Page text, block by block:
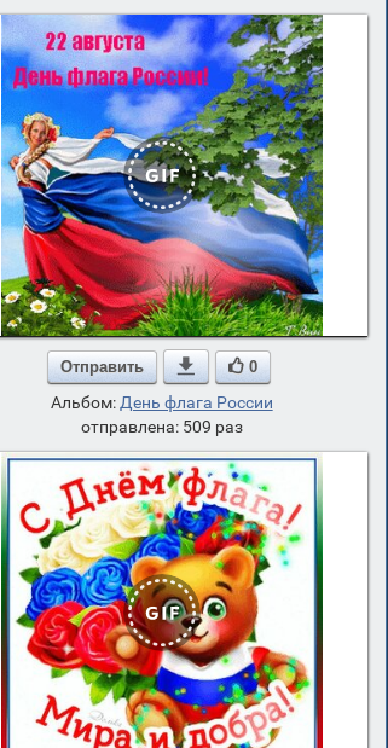
Отправить  0
Альбом: День флага России
отправлена: 509 раз